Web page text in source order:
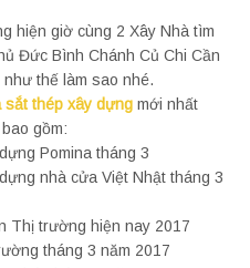
hiện giờ cùng 2 Xây Nhà tìm
Đức Bình Chánh Củ Chi Cần
thế làm sao nhé.
sắt thép xây dựng mới nhất
gồm:
Pomina tháng 3
nhà cửa Việt Nhật tháng 3
Thị trường hiện nay 2017
tháng 3 năm 2017